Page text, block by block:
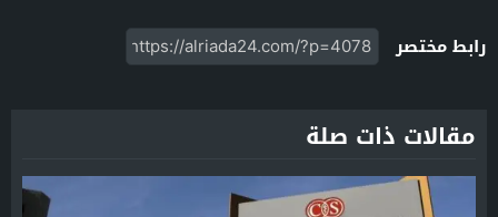
رابط مختصر
مقالات ذات صلة